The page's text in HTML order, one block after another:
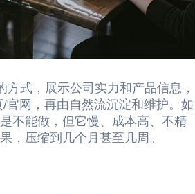
方式，展示公司实力和产品信息，
网，再由自然流沉淀和维护。如
不能做，但它慢、成本高、不精
，压缩到几个月甚至几周。